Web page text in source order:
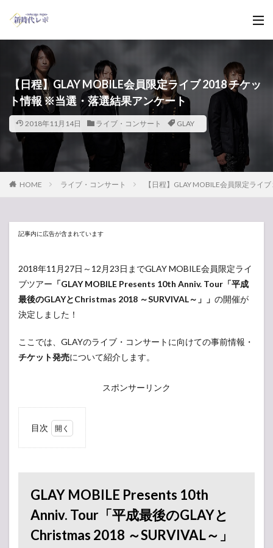
【日程】GLAY MOBILE会員限定ライブ 2018 チケッ
ト情報 ※当選・落選結果アンケート
2018年11月14日 ライブ・コンサート GLAY
HOME ライブ・コンサート 【日程】GLAY MOBILE会員限定ラ
記事内に広告が含まれています
2018年11月27日～12月23日までGLAY MOBILE会員限定ライ
ブツアー 「GLAY MOBILE Presents 10th Anniv. Tour「平成
最後のGLAYとChristmas 2018 ～SURVIVAL～」」 の開催が
決定しました！
ここでは、GLAYのライブ・コンサートに向けての事前情報・
チケット発売について紹介します。
スポンサーリンク
目次
Anniv.
Tour「平
成最後の
GLAYと
Christmas
2018 ～
GLAY MOBILE Presents 10th
Anniv. Tour「平成最後のGLAYと
Christmas 2018 ～SURVIVAL～」